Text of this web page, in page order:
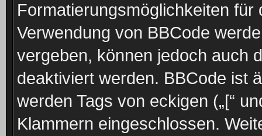
Formatierungsmöglichkeiten
Verwendung von BBCode
vergeben, können jedoch auch
deaktiviert werden. BBCode ist
werden Tags von eckigen („[“
Klammern eingeschlossen.